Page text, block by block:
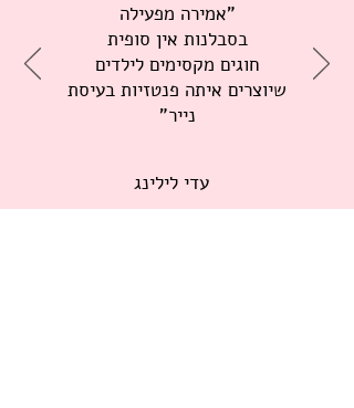
"אמירה מפעילה
בסבלנות אין סופית
חוגים מקסימים לילדים
שיוצרים איתה פנטזיות בעיסת
נייר"
עדי לילינג